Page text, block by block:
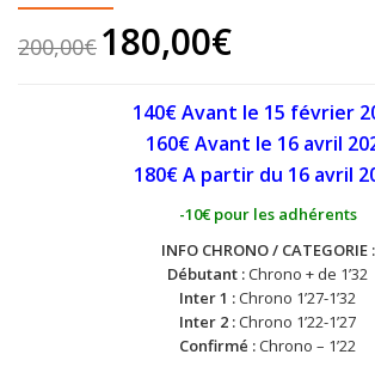
200,00€ 180,00€
140€ Avant le 15 février
160€ Avant le 16 avril
180€ A partir du 16 avril
-10€ pour les adhérents
INFO CHRONO / CATEGORIE :
Débutant :Chrono + de 1’32
Inter 1 :Chrono 1’27-1’32
Inter 2 :Chrono 1’22-1’27
Confirmé :Chrono – 1’22